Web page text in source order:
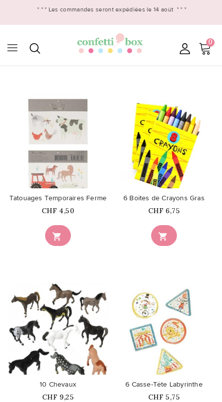
* * * Les commandes seront expédiées le 14 août * * *
0

Tatouages Temporaires Ferme
Prix
CHF 4,50

6 Boîtes de Crayons Gras
Prix
CHF 6,75
10 Chevaux
Prix
CHF 9,25
6 Casse-Tête Labyrinthe
Prix
CHF 5,75